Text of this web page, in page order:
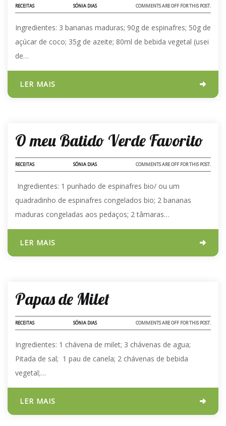
RECEITAS SÓNIA DIAS COMMENTS ARE OFF FOR THIS POST.
Ingredientes: 3 bananas maduras; 90g de espinafres; 50g de
açúcar de coco; 35g de azeite; 80ml de bebida vegetal (usei
de…
LER MAIS
O meu Batido Verde Favorito
RECEITAS SÓNIA DIAS COMMENTS ARE OFF FOR THIS POST.
Ingredientes: 1 punhado de espinafres bio/ ou um
quadradinho de espinafres congelados bio; 2 bananas
maduras congeladas aos pedaços; 2 tâmaras…
LER MAIS
Papas de Milet
RECEITAS SÓNIA DIAS COMMENTS ARE OFF FOR THIS POST.
Ingredientes: 1 chávena de milet; 3 chávenas de agua;
Pitada de sal; 1 pau de canela; 2 chávenas de bebida
vegetal;…
LER MAIS